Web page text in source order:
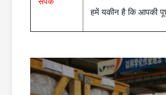
हमें यकीन है कि आपकी